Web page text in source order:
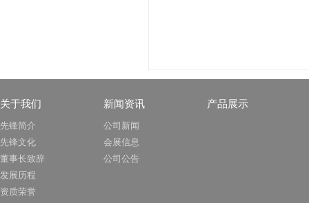
关于我们
先锋简介
先锋文化
董事长致辞
发展历程
资质荣誉
新闻资讯
公司新闻
会展信息
公司公告
产品展示